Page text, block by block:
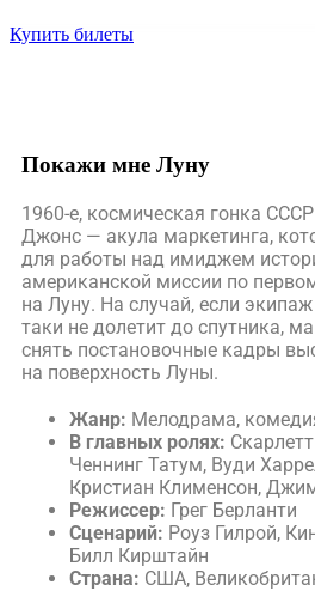
Купить билеты
Покажи мне Луну
1960-е, космическая гонка
Джонс — акула маркетинга,
для работы над имиджем
американской миссии по
на Луну. На случай, если
таки не долетит до спутника,
снять постановочные кадры
на поверхность Луны.
Жанр: Мелодрама,
В главных ролях:
Ченнинг Татум, Вуди
Кристиан Клименсон,
Режиссер: Грег Берланти
Сценарий: Роуз Гилрой,
Билл Кирштайн
Страна: США,